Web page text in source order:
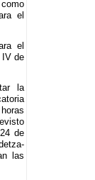
el
el
IV de
la
de
las